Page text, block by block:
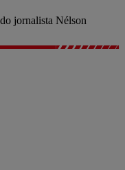
jornalista Nélson